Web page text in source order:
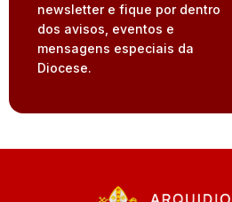
newsletter e fique por dentro
dos avisos, eventos e
mensagens especiais da
Diocese.